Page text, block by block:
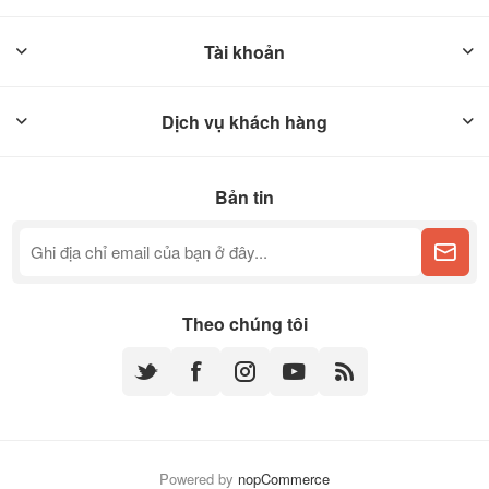
Tài khoản
Dịch vụ khách hàng
Bản tin
Theo chúng tôi
Powered by nopCommerce